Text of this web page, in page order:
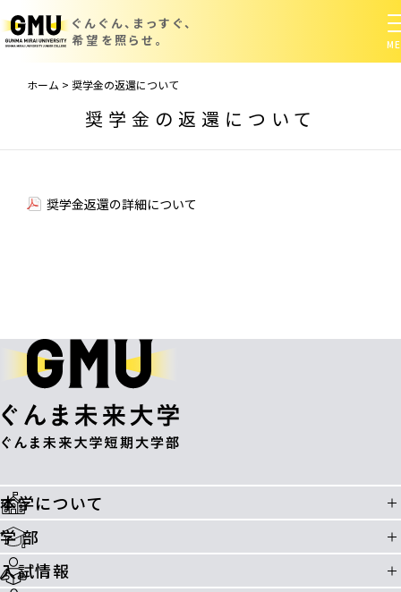
ぐんぐん、まっすぐ、
希望を照らせ。
ホーム > 奨学金の返還について
奨学金の返還について
奨学金返還の詳細について
本学について
学 部
入試情報